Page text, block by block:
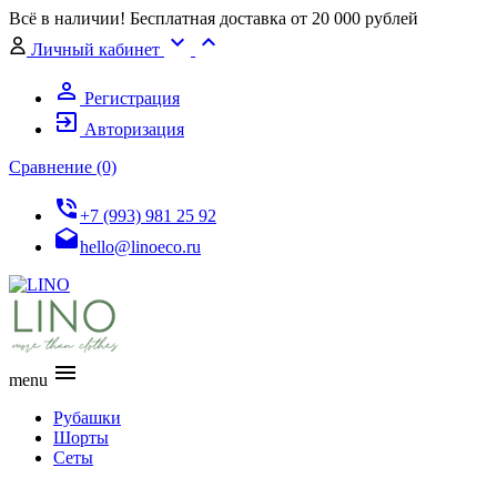
Всё в наличии! Бесплатная доставка от 20 000 рублей
Личный кабинет expand_more
expand_less
person_outline Регистрация
exit_to_app Авторизация
Сравнение (0)
phone_in_talk+7 (993) 981 25 92
draftshello@linoeco.ru
menu menu
Рубашки
Шорты
Сеты